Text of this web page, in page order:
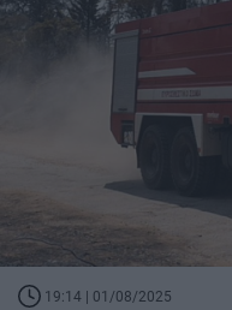
19:14 | 01/08/2025